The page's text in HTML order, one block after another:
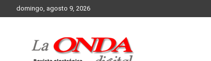
to
domingo, agosto 9, 2026